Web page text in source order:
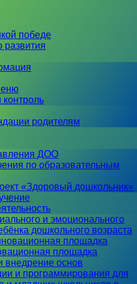
победе
развития
контроль
родителям
ДОО
по образовательным
«Здоровый дошкольник»
и эмоционального
дошкольного возраста
площадка
площадка
внедрение основ
и программирования для